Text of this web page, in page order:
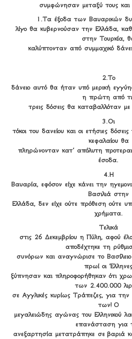
συμφώνησαν μεταξύ τους
1.Τα έξοδα των Βαυαρικών
λίγο θα κυβερνούσαν την Ελλάδα,
στην Τουρκία,
καλύπτονταν από συμμαχικό
2.Το
δάνειο αυτό θα ήταν υπό μερική
η πρώτη από
τρεις δόσεις θα καταβαλλόταν
3.Οι
τόκοι του δανείου και οι ετήσιες
κεφαλαίου θα
πληρώνονταν κατ’ απόλυτη
έσοδα.
4.Η
Βαυαρία, εφόσον είχε κάνει την
Βασιλιά στην
Ελλάδα, δεν είχε ούτε πρόθεση ούτε
χρήματα.
Τελικά
στις 26 Δεκεμβρίου η Πύλη, αφού
αποδέχτηκε τη
συνόρων και αναγνώρισε το
πρωί οι Έλληνες
ξύπνησαν και πληροφορήθηκαν ότι
των 2.400.000
σε Αγγλικές κυρίως Τράπεζες, για
των! Ο
μεγαλειώδης αγώνας του Ελληνικού
επανάσταση για
ανεξαρτησία μετατράπηκε σε βαριά